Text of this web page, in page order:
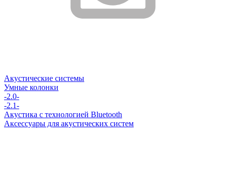
Акустические системы
Умные колонки
-2.0-
-2.1-
Акустика с технологией Bluetooth
Аксессуары для акустических систем